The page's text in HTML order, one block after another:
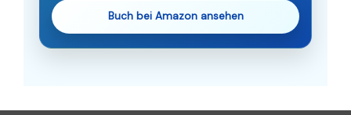
Buch bei Amazon ansehen